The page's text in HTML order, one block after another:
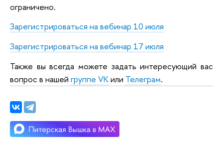
ограничено.
Зарегистрироваться на вебинар 10 июля
Зарегистрироваться на вебинар 17 июля
Также вы всегда можете задать интересующий вас
вопрос в нашей группе VKили Телеграм.